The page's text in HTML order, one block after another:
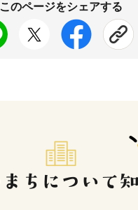
このページをシェアする